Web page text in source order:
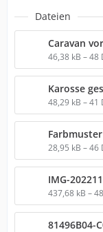
Dateien
Caravan
46,38 kB – 48
Karosse
48,29 kB – 41
28,95 kB – 46
IMG-
437,68 kB –
81496B04-